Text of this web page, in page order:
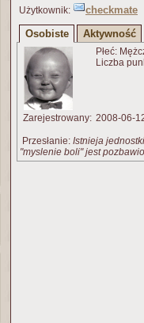
Użytkownik:
checkmate
Osobiste
Aktywność
Płeć:
Liczba
Zarejestrowany: 2008-06-
Przesłanie: Istnieja
"myslenie boli" jest